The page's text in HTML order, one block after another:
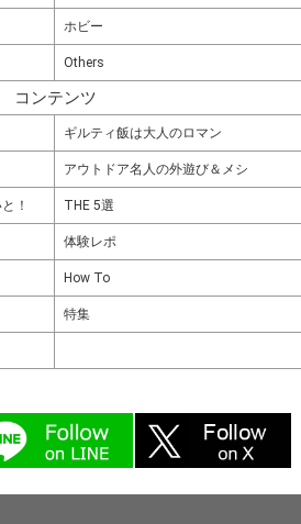
ホビー
Others
コンテンツ
ギルティ飯は大人のロマン
アウトドア名人の外遊び＆メシ
！ THE 5選
体験レポ
How To
特集